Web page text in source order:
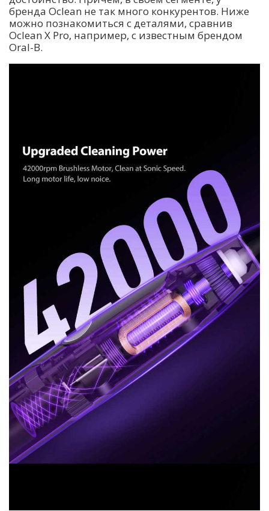
бренда Oclean не так много конкурентов. Ниже
можно познакомиться с деталями, сравнив
Oclean X Pro, например, с известным брендом
Oral-B.